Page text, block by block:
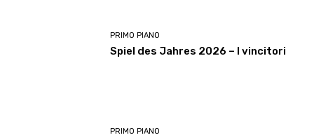
PRIMO PIANO
Spiel des Jahres 2026 – I vincitori
PRIMO PIANO